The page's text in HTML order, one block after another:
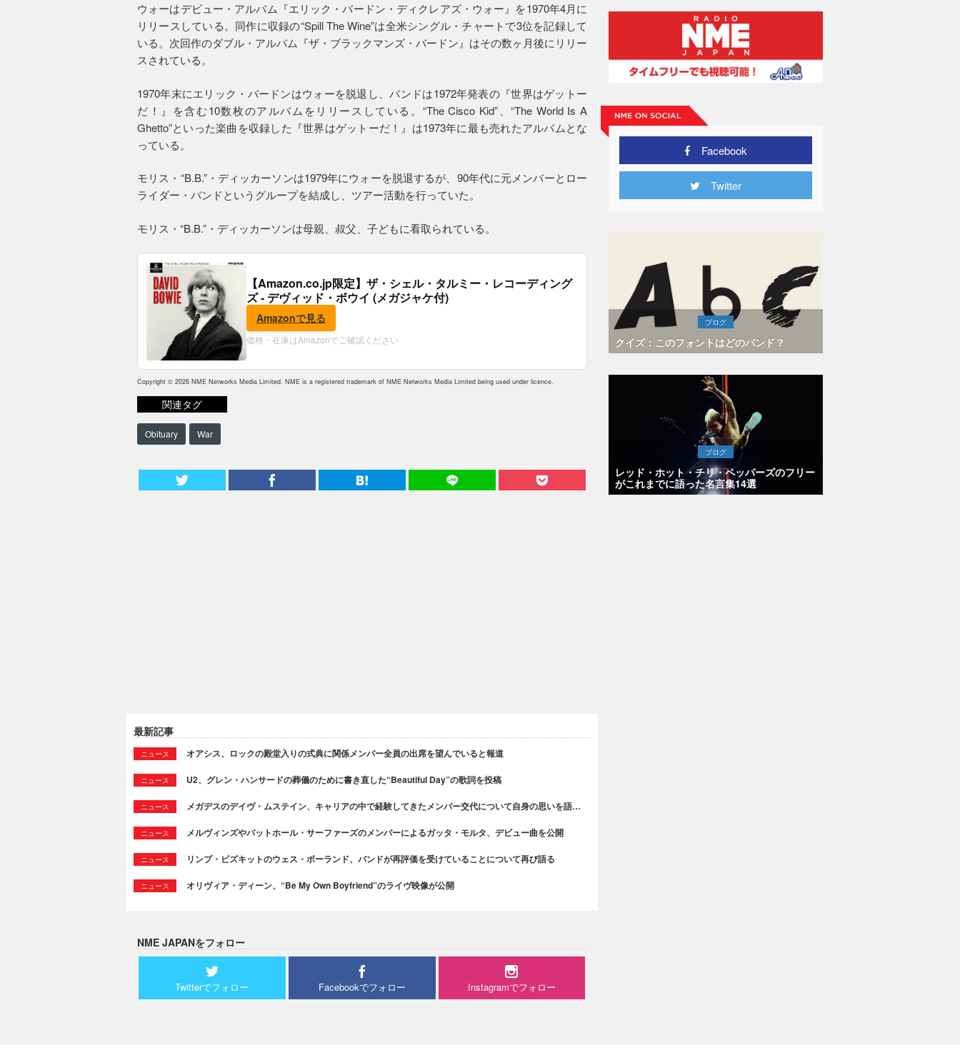
ウォーはデビュー・アルバム『エリック・バードン・ディクレアズ・ウォー』を1970年4月に
リリースしている。同作に収録の“Spill The Wine”は全米シングル・チャートで3位を記録して
いる。次回作のダブル・アルバム『ザ・ブラックマンズ・バードン』はその数ヶ月後にリリー
スされている。
1970年末にエリック・バードンはウォーを脱退し、バンドは1972年発表の『世界はゲットー
だ！』を含む10数枚のアルバムをリリースしている。“The Cisco Kid”、“The World Is A
Ghetto”といった楽曲を収録した『世界はゲットーだ！』は1973年に最も売れたアルバムとな
っている。
モリス・“B.B.”・ディッカーソンは1979年にウォーを脱退するが、90年代に元メンバーとロー
ライダー・バンドというグループを結成し、ツアー活動を行っていた。
モリス・“B.B.”・ディッカーソンは母親、叔父、子どもに看取られている。
【Amazon.co.jp限定】ザ・シェル・タルミー・レコーディング
ズ - デヴィッド・ボウイ (メガジャケ付)
Amazonで見る
価格・在庫はAmazonでご確認ください
Copyright © 2026 NME Networks Media Limited. NME is a registered trademark of NME Networks Media Limited being used under licence.
関連タグ
Obituary War
最新記事
ニュース オアシス、ロックの殿堂入りの式典に関係メンバー全員の出席を望んでいると報道
ニュース U2、グレン・ハンサードの葬儀のために書き直した“Beautiful Day”の歌詞を投稿
ニュース メガデスのデイヴ・ムステイン、キャリアの中で経験してきたメンバー交代について自身の思いを語…
ニュース メルヴィンズやバットホール・サーファーズのメンバーによるガッタ・モルタ、デビュー曲を公開
ニュース リンプ・ビズキットのウェス・ボーランド、バンドが再評価を受けていることについて再び語る
ニュース オリヴィア・ディーン、“Be My Own Boyfriend”のライヴ映像が公開
NME JAPANをフォロー
Twitterでフォロー Facebookでフォロー Instagramでフォロー
Facebook
Twitter
ブログ
クイズ：このフォントはどのバンド？
ブログ
レッド・ホット・チリ・ペッパーズのフリー
がこれまでに語った名言集14選